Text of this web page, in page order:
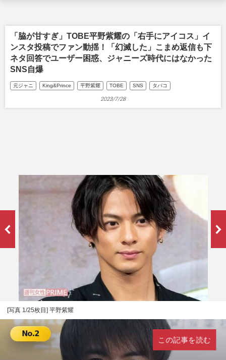
「脇が甘すぎ」TOBE平野紫耀の「右手にアイコス」イ
ンスタ投稿でファン動揺！「幻滅した」こまめ返信も下
ネタ回答でユーザー困惑、ジャニーズ時代にはなかった
SNS自爆
元ジャニ King&Prince 平野紫耀 TOBE SNS タバコ
2023/7/28
[写真 1/25枚目] 平野紫耀
この記事を読む